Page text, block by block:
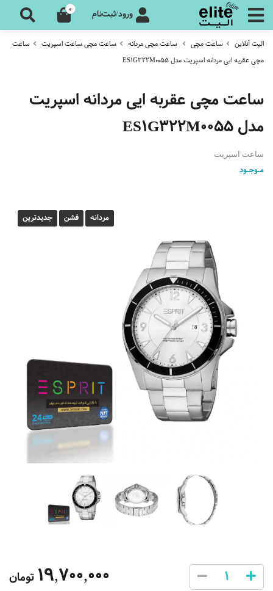
ورود/ثبت‌نام 0
الیت آنلاین ساعت مچی ساعت مچی مردانه ساعت مچی ساعت اسپریت
ساعت
مچی عقربه ایی مردانه اسپریت مدل ES1G322M0055
ساعت مچی عقربه ایی مردانه اسپریت
مدل ES1G322M0055
ساعت اسپریت
مـوجـود
مردانه فشن جدیدترین
19,700,000تومان